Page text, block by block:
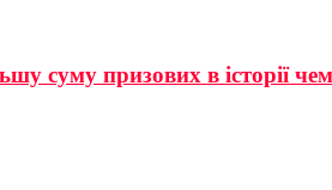
суму призових в історії